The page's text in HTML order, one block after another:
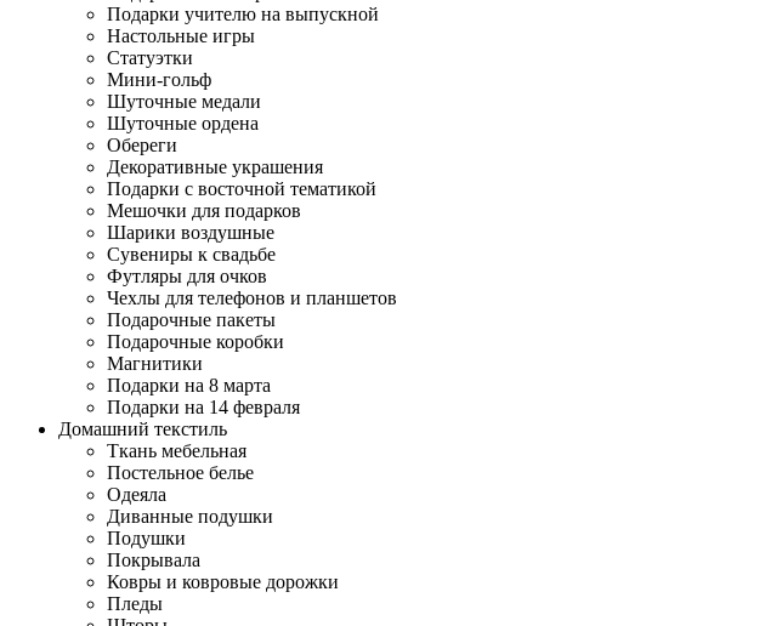
Подарки учителю на выпускной
Настольные игры
Статуэтки
Мини-гольф
Шуточные медали
Шуточные ордена
Обереги
Декоративные украшения
Подарки с восточной тематикой
Мешочки для подарков
Шарики воздушные
Сувениры к свадьбе
Футляры для очков
Чехлы для телефонов и планшетов
Подарочные пакеты
Подарочные коробки
Магнитики
Подарки на 8 марта
Подарки на 14 февраля
Домашний текстиль
Ткань мебельная
Постельное белье
Одеяла
Диванные подушки
Подушки
Покрывала
Ковры и ковровые дорожки
Пледы